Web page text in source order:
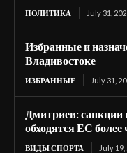
ПОЛИТИКА July 31,
Избранные и
Владивостоке
ИЗБРАННЫЕ July 31,
Дмитриев: санкции
обходятся ЕС более
ВИДЫ СПОРТА July 19,